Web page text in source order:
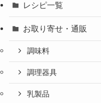
レシピ一覧
お取り寄せ・通販
調味料
調理器具
乳製品